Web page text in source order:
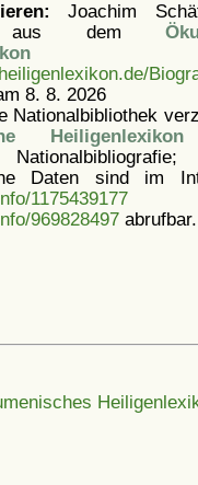
Joachim
aus dem
8. 8. 2026
Nationalbibliothek
Heiligenlexikon
Daten sind im
1175439177
969828497abrufbar.